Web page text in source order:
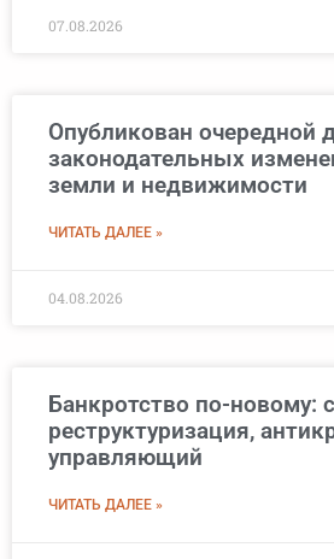
07.08.2026
Опубликован очередной
законодательных
земли и недвижимости
ЧИТАТЬ ДАЛЕЕ »
04.08.2026
Банкротство по-новому:
реструктуризация,
управляющий
ЧИТАТЬ ДАЛЕЕ »